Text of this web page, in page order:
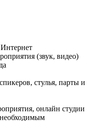
(звук, видео)
стулья, парты и
онлайн студии